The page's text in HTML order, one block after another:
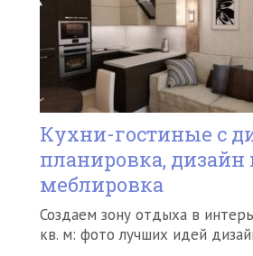
Кухни-гостиные с
планировка, дизайн
меблировка
Создаем зону отдыха в
кв. м: фото лучших идей